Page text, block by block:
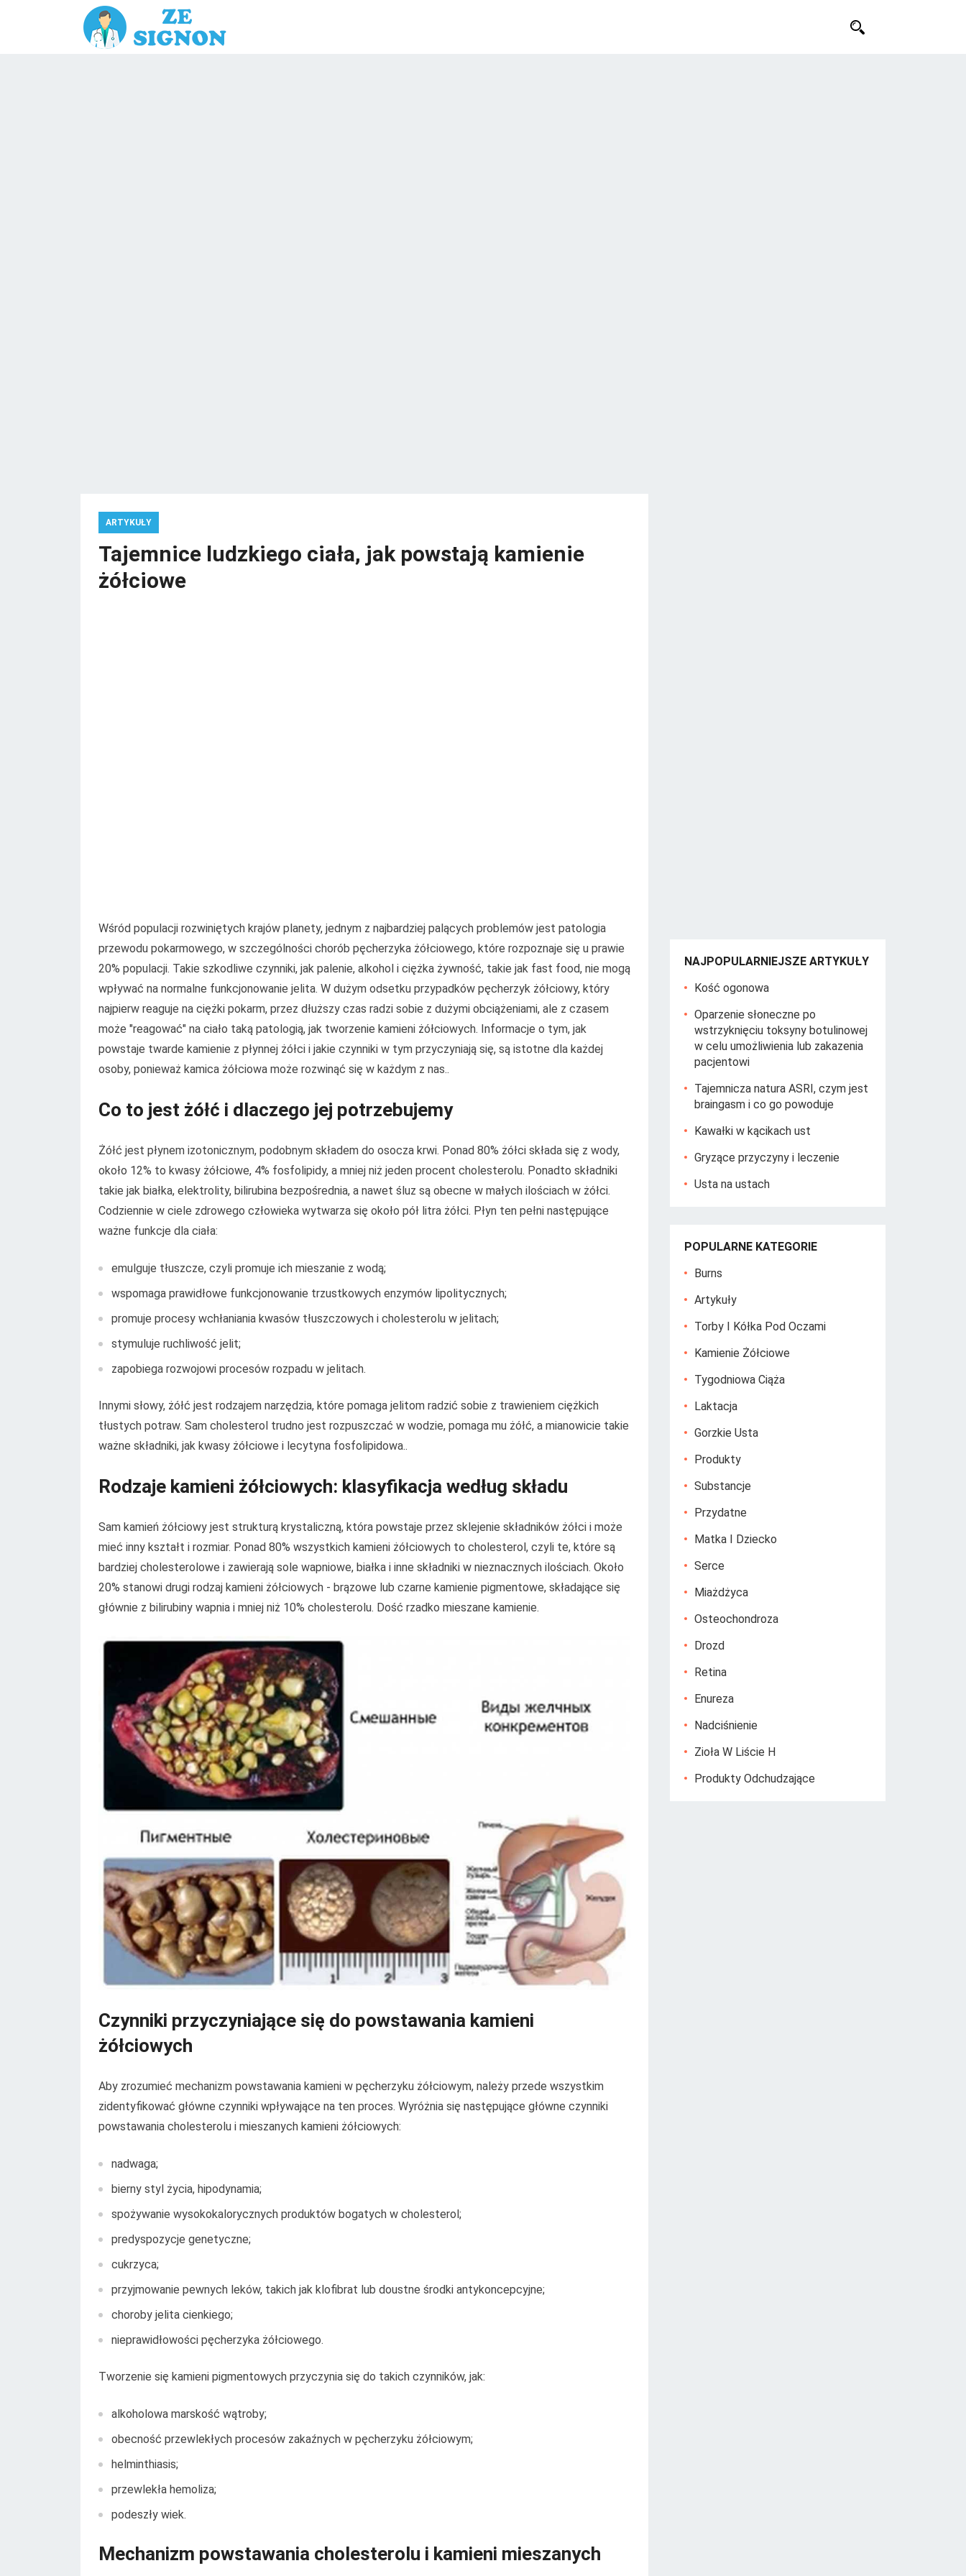
ARTYKUŁY
Tajemnice ludzkiego ciała, jak powstają kamienie
żółciowe
Wśród populacji rozwiniętych krajów planety, jednym z najbardziej palących problemów jest patologia
przewodu pokarmowego, w szczególności chorób pęcherzyka żółciowego, które rozpoznaje się u prawie
20% populacji. Takie szkodliwe czynniki, jak palenie, alkohol i ciężka żywność, takie jak fast food, nie mogą
wpływać na normalne funkcjonowanie jelita. W dużym odsetku przypadków pęcherzyk żółciowy, który
najpierw reaguje na ciężki pokarm, przez dłuższy czas radzi sobie z dużymi obciążeniami, ale z czasem
może "reagować" na ciało taką patologią, jak tworzenie kamieni żółciowych. Informacje o tym, jak
powstaje twarde kamienie z płynnej żółci i jakie czynniki w tym przyczyniają się, są istotne dla każdej
osoby, ponieważ kamica żółciowa może rozwinąć się w każdym z nas..
Co to jest żółć i dlaczego jej potrzebujemy
Żółć jest płynem izotonicznym, podobnym składem do osocza krwi. Ponad 80% żółci składa się z wody,
około 12% to kwasy żółciowe, 4% fosfolipidy, a mniej niż jeden procent cholesterolu. Ponadto składniki
takie jak białka, elektrolity, bilirubina bezpośrednia, a nawet śluz są obecne w małych ilościach w żółci.
Codziennie w ciele zdrowego człowieka wytwarza się około pół litra żółci. Płyn ten pełni następujące
ważne funkcje dla ciała:
emulguje tłuszcze, czyli promuje ich mieszanie z wodą;
wspomaga prawidłowe funkcjonowanie trzustkowych enzymów lipolitycznych;
promuje procesy wchłaniania kwasów tłuszczowych i cholesterolu w jelitach;
stymuluje ruchliwość jelit;
zapobiega rozwojowi procesów rozpadu w jelitach.
Innymi słowy, żółć jest rodzajem narzędzia, które pomaga jelitom radzić sobie z trawieniem ciężkich
tłustych potraw. Sam cholesterol trudno jest rozpuszczać w wodzie, pomaga mu żółć, a mianowicie takie
ważne składniki, jak kwasy żółciowe i lecytyna fosfolipidowa..
Rodzaje kamieni żółciowych: klasyfikacja według składu
Sam kamień żółciowy jest strukturą krystaliczną, która powstaje przez sklejenie składników żółci i może
mieć inny kształt i rozmiar. Ponad 80% wszystkich kamieni żółciowych to cholesterol, czyli te, które są
bardziej cholesterolowe i zawierają sole wapniowe, białka i inne składniki w nieznacznych ilościach. Około
20% stanowi drugi rodzaj kamieni żółciowych - brązowe lub czarne kamienie pigmentowe, składające się
głównie z bilirubiny wapnia i mniej niż 10% cholesterolu. Dość rzadko mieszane kamienie.
Czynniki przyczyniające się do powstawania kamieni
żółciowych
Aby zrozumieć mechanizm powstawania kamieni w pęcherzyku żółciowym, należy przede wszystkim
zidentyfikować główne czynniki wpływające na ten proces. Wyróżnia się następujące główne czynniki
powstawania cholesterolu i mieszanych kamieni żółciowych:
nadwaga;
bierny styl życia, hipodynamia;
spożywanie wysokokalorycznych produktów bogatych w cholesterol;
predyspozycje genetyczne;
cukrzyca;
przyjmowanie pewnych leków, takich jak klofibrat lub doustne środki antykoncepcyjne;
choroby jelita cienkiego;
nieprawidłowości pęcherzyka żółciowego.
Tworzenie się kamieni pigmentowych przyczynia się do takich czynników, jak:
alkoholowa marskość wątroby;
obecność przewlekłych procesów zakaźnych w pęcherzyku żółciowym;
helminthiasis;
przewlekła hemoliza;
podeszły wiek.
Mechanizm powstawania cholesterolu i kamieni mieszanych
NAJPOPULARNIEJSZE ARTYKUŁY
Kość ogonowa
Oparzenie słoneczne po
wstrzyknięciu toksyny botulinowej
w celu umożliwienia lub zakazenia
pacjentowi
Tajemnicza natura ASRI, czym jest
braingasm i co go powoduje
Kawałki w kącikach ust
Gryzące przyczyny i leczenie
Usta na ustach
POPULARNE KATEGORIE
Burns
Artykuły
Torby I Kółka Pod Oczami
Kamienie Żółciowe
Tygodniowa Ciąża
Laktacja
Gorzkie Usta
Produkty
Substancje
Przydatne
Matka I Dziecko
Serce
Miażdżyca
Osteochondroza
Drozd
Retina
Enureza
Nadciśnienie
Zioła W Liście H
Produkty Odchudzające